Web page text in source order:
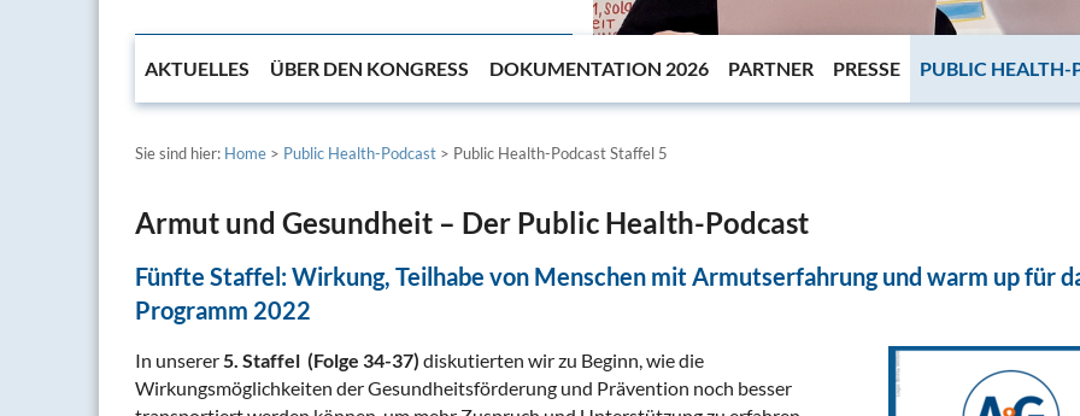
AKTUELLES ÜBER DEN KONGRESS DOKUMENTATION 2026 PARTNER PRESSE PUBLIC HEALTH-
Sie sind hier: Home > Public Health-Podcast > Public Health-Podcast Staffel 5
Armut und Gesundheit – Der Public Health-Podcast
Fünfte Staffel: Wirkung, Teilhabe von Menschen mit Armutserfahrung und warm up für
Programm 2022
In unserer5. Staffel (Folge 34-37) diskutierten wir zu Beginn, wie die
Wirkungsmöglichkeiten der Gesundheitsförderung und Prävention noch besser